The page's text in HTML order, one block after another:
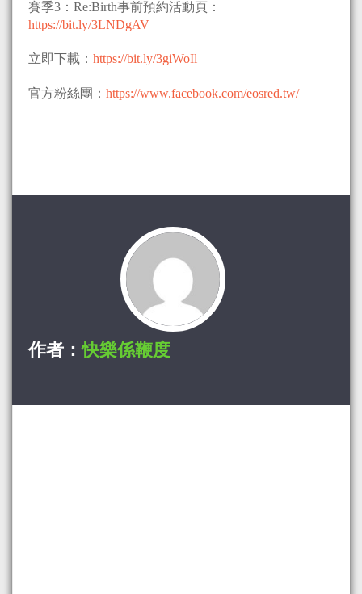
賽季3：Re:Birth事前預約活動頁：
https://bit.ly/3LNDgAV
立即下載： https://bit.ly/3giWoIl
官方粉絲團： https://www.facebook.com/eosred.tw/
作者：快樂係鞭度